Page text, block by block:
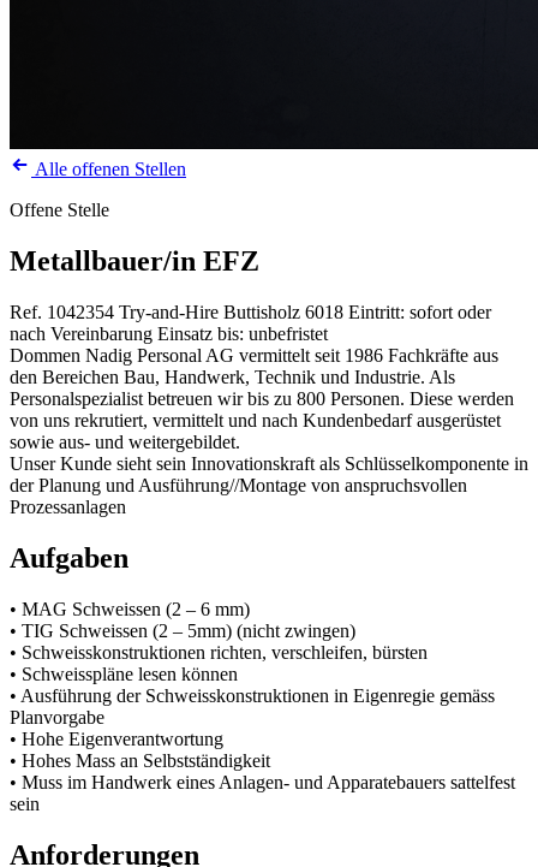
Alle offenen Stellen
Offene Stelle
Metallbauer/in EFZ
Ref. 1042354 Try-and-Hire Buttisholz 6018 Eintritt: sofort oder
nach Vereinbarung Einsatz bis: unbefristet
Dommen Nadig Personal AG vermittelt seit 1986 Fachkräfte aus
den Bereichen Bau, Handwerk, Technik und Industrie. Als
Personalspezialist betreuen wir bis zu 800 Personen. Diese werden
von uns rekrutiert, vermittelt und nach Kundenbedarf ausgerüstet
sowie aus- und weitergebildet.
Unser Kunde sieht sein Innovationskraft als Schlüsselkomponente in
der Planung und Ausführung//Montage von anspruchsvollen
Prozessanlagen
Aufgaben
• MAG Schweissen (2 – 6 mm)
• TIG Schweissen (2 – 5mm) (nicht zwingen)
• Schweisskonstruktionen richten, verschleifen, bürsten
• Schweisspläne lesen können
• Ausführung der Schweisskonstruktionen in Eigenregie gemäss
Planvorgabe
• Hohe Eigenverantwortung
• Hohes Mass an Selbstständigkeit
• Muss im Handwerk eines Anlagen- und Apparatebauers sattelfest
sein
Anforderungen